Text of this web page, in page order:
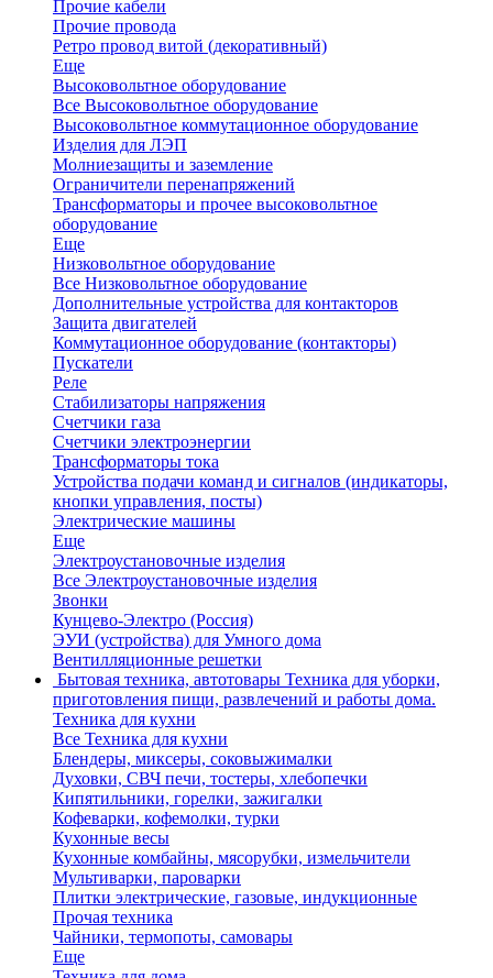
Прочие кабели
Прочие провода
Ретро провод витой (декоративный)
Еще
Высоковольтное оборудование
Все Высоковольтное оборудование
Высоковольтное коммутационное оборудование
Изделия для ЛЭП
Молниезащиты и заземление
Ограничители перенапряжений
Трансформаторы и прочее высоковольтное
оборудование
Еще
Низковольтное оборудование
Все Низковольтное оборудование
Дополнительные устройства для контакторов
Защита двигателей
Коммутационное оборудование (контакторы)
Пускатели
Реле
Стабилизаторы напряжения
Счетчики газа
Счетчики электроэнергии
Трансформаторы тока
Устройства подачи команд и сигналов (индикаторы,
кнопки управления, посты)
Электрические машины
Еще
Электроустановочные изделия
Все Электроустановочные изделия
Звонки
Кунцево-Электро (Россия)
ЭУИ (устройства) для Умного дома
Вентилляционные решетки
Бытовая техника, автотовары Техника для уборки,
приготовления пищи, развлечений и работы дома.
Техника для кухни
Все Техника для кухни
Блендеры, миксеры, соковыжималки
Духовки, СВЧ печи, тостеры, хлебопечки
Кипятильники, горелки, зажигалки
Кофеварки, кофемолки, турки
Кухонные весы
Кухонные комбайны, мясорубки, измельчители
Мультиварки, пароварки
Плитки электрические, газовые, индукционные
Прочая техника
Чайники, термопоты, самовары
Еще